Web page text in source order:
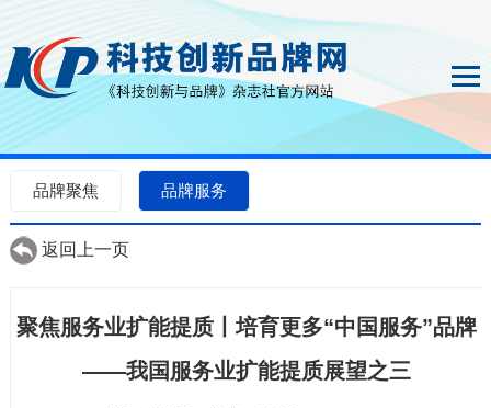
品牌聚焦 品牌服务
返回上一页
聚焦服务业扩能提质丨培育更多“中国服务”品牌
——我国服务业扩能提质展望之三